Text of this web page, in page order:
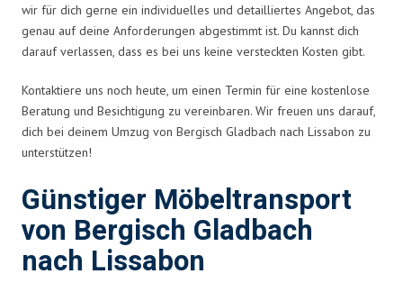
wir für dich gerne ein individuelles und detailliertes Angebot, das
genau auf deine Anforderungen abgestimmt ist. Du kannst dich
darauf verlassen, dass es bei uns keine versteckten Kosten gibt.
Kontaktiere uns noch heute, um einen Termin für eine kostenlose
Beratung und Besichtigung zu vereinbaren. Wir freuen uns darauf,
dich bei deinem Umzug von Bergisch Gladbach nach Lissabon zu
unterstützen!
Günstiger Möbeltransport
von Bergisch Gladbach
nach Lissabon